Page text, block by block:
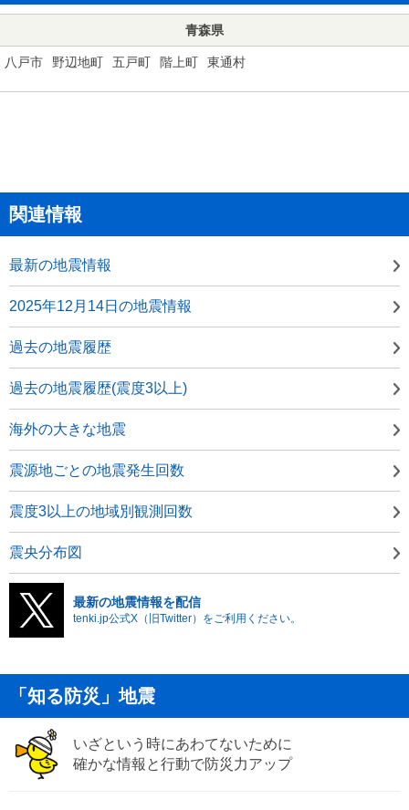
青森県
八戸市 野辺地町 五戸町 階上町 東通村
関連情報
最新の地震情報
2025年12月14日の地震情報
過去の地震履歴
過去の地震履歴(震度3以上)
海外の大きな地震
震源地ごとの地震発生回数
震度3以上の地域別観測回数
震央分布図
最新の地震情報を配信
tenki.jp公式X（旧Twitter）をご利用ください。
「知る防災」地震
いざという時にあわてないために
確かな情報と行動で防災力アップ